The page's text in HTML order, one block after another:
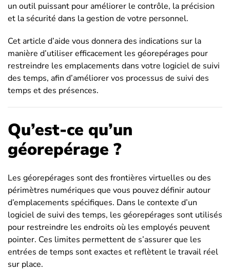
un outil puissant pour améliorer le contrôle, la précision
et la sécurité dans la gestion de votre personnel.
Cet article d’aide vous donnera des indications sur la
manière d’utiliser efficacement les géorepérages pour
restreindre les emplacements dans votre logiciel de suivi
des temps, afin d’améliorer vos processus de suivi des
temps et des présences.
Qu’est-ce qu’un
géorepérage ?
Les géorepérages sont des frontières virtuelles ou des
périmètres numériques que vous pouvez définir autour
d’emplacements spécifiques. Dans le contexte d’un
logiciel de suivi des temps, les géorepérages sont utilisés
pour restreindre les endroits où les employés peuvent
pointer. Ces limites permettent de s’assurer que les
entrées de temps sont exactes et reflètent le travail réel
sur place.